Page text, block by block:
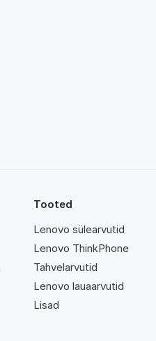
Tooted
Lenovo sülearvutid
Lenovo ThinkPhone
Tahvelarvutid
Lenovo lauaarvutid
Lisad